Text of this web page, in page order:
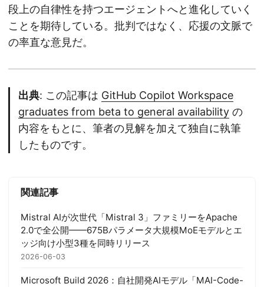
段上の自律性を持つエージェントへと進化していく
ことを期待している。批判ではなく、応援の文脈で
の率直な意見だ。
出典: この記事は GitHub Copilot Workspace
graduates from beta to general availability の
内容をもとに、筆者の見解を加えて独自に執筆
したものです。
関連記事
Mistral AIが次世代「Mistral 3」ファミリーをApache
2.0で全公開——675Bパラメータ大規模MoEモデルとエ
ッジ向け小型3種を同時リリース
2026-06-03
Microsoft Build 2026：自社開発AIモデル「MAI-Code-